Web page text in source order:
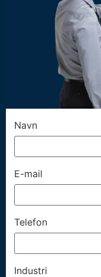
Navn
E-mail
Telefon
Industri